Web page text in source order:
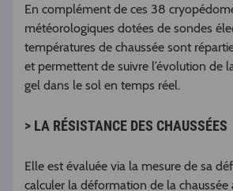
En complément de ces 38
météorologiques dotées de sondes
températures de chaussée sont
et permettent de suivre l’évolution de
gel dans le sol en temps réel.
> LA RÉSISTANCE DES CHAUSSÉES
Elle est évaluée via la mesure de sa
calculer la déformation de la chaussée